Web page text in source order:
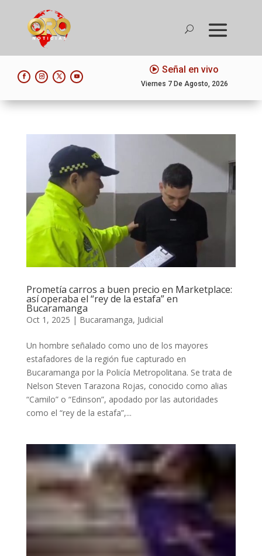
Señal en vivo
Viernes 7 De Agosto, 2026
Prometía carros a buen precio en Marketplace:
así operaba el “rey de la estafa” en
Bucaramanga
Oct 1, 2025 | Bucaramanga, Judicial
Un hombre señalado como uno de los mayores
estafadores de la región fue capturado en
Bucaramanga por la Policía Metropolitana. Se trata de
Nelson Steven Tarazona Rojas, conocido como alias
“Camilo” o “Edinson”, apodado por las autoridades
como el “rey de la estafa”,...